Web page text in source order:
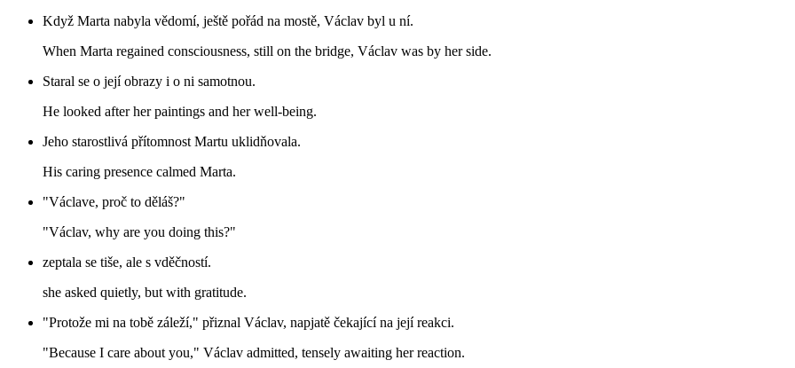
Když Marta nabyla vědomí, ještě pořád na mostě, Václav byl u ní.
When Marta regained consciousness, still on the bridge, Václav was by her side.
Staral se o její obrazy i o ni samotnou.
He looked after her paintings and her well-being.
Jeho starostlivá přítomnost Martu uklidňovala.
His caring presence calmed Marta.
"Václave, proč to děláš?"
"Václav, why are you doing this?"
zeptala se tiše, ale s vděčností.
she asked quietly, but with gratitude.
"Protože mi na tobě záleží," přiznal Václav, napjatě čekající na její reakci.
"Because I care about you," Václav admitted, tensely awaiting her reaction.